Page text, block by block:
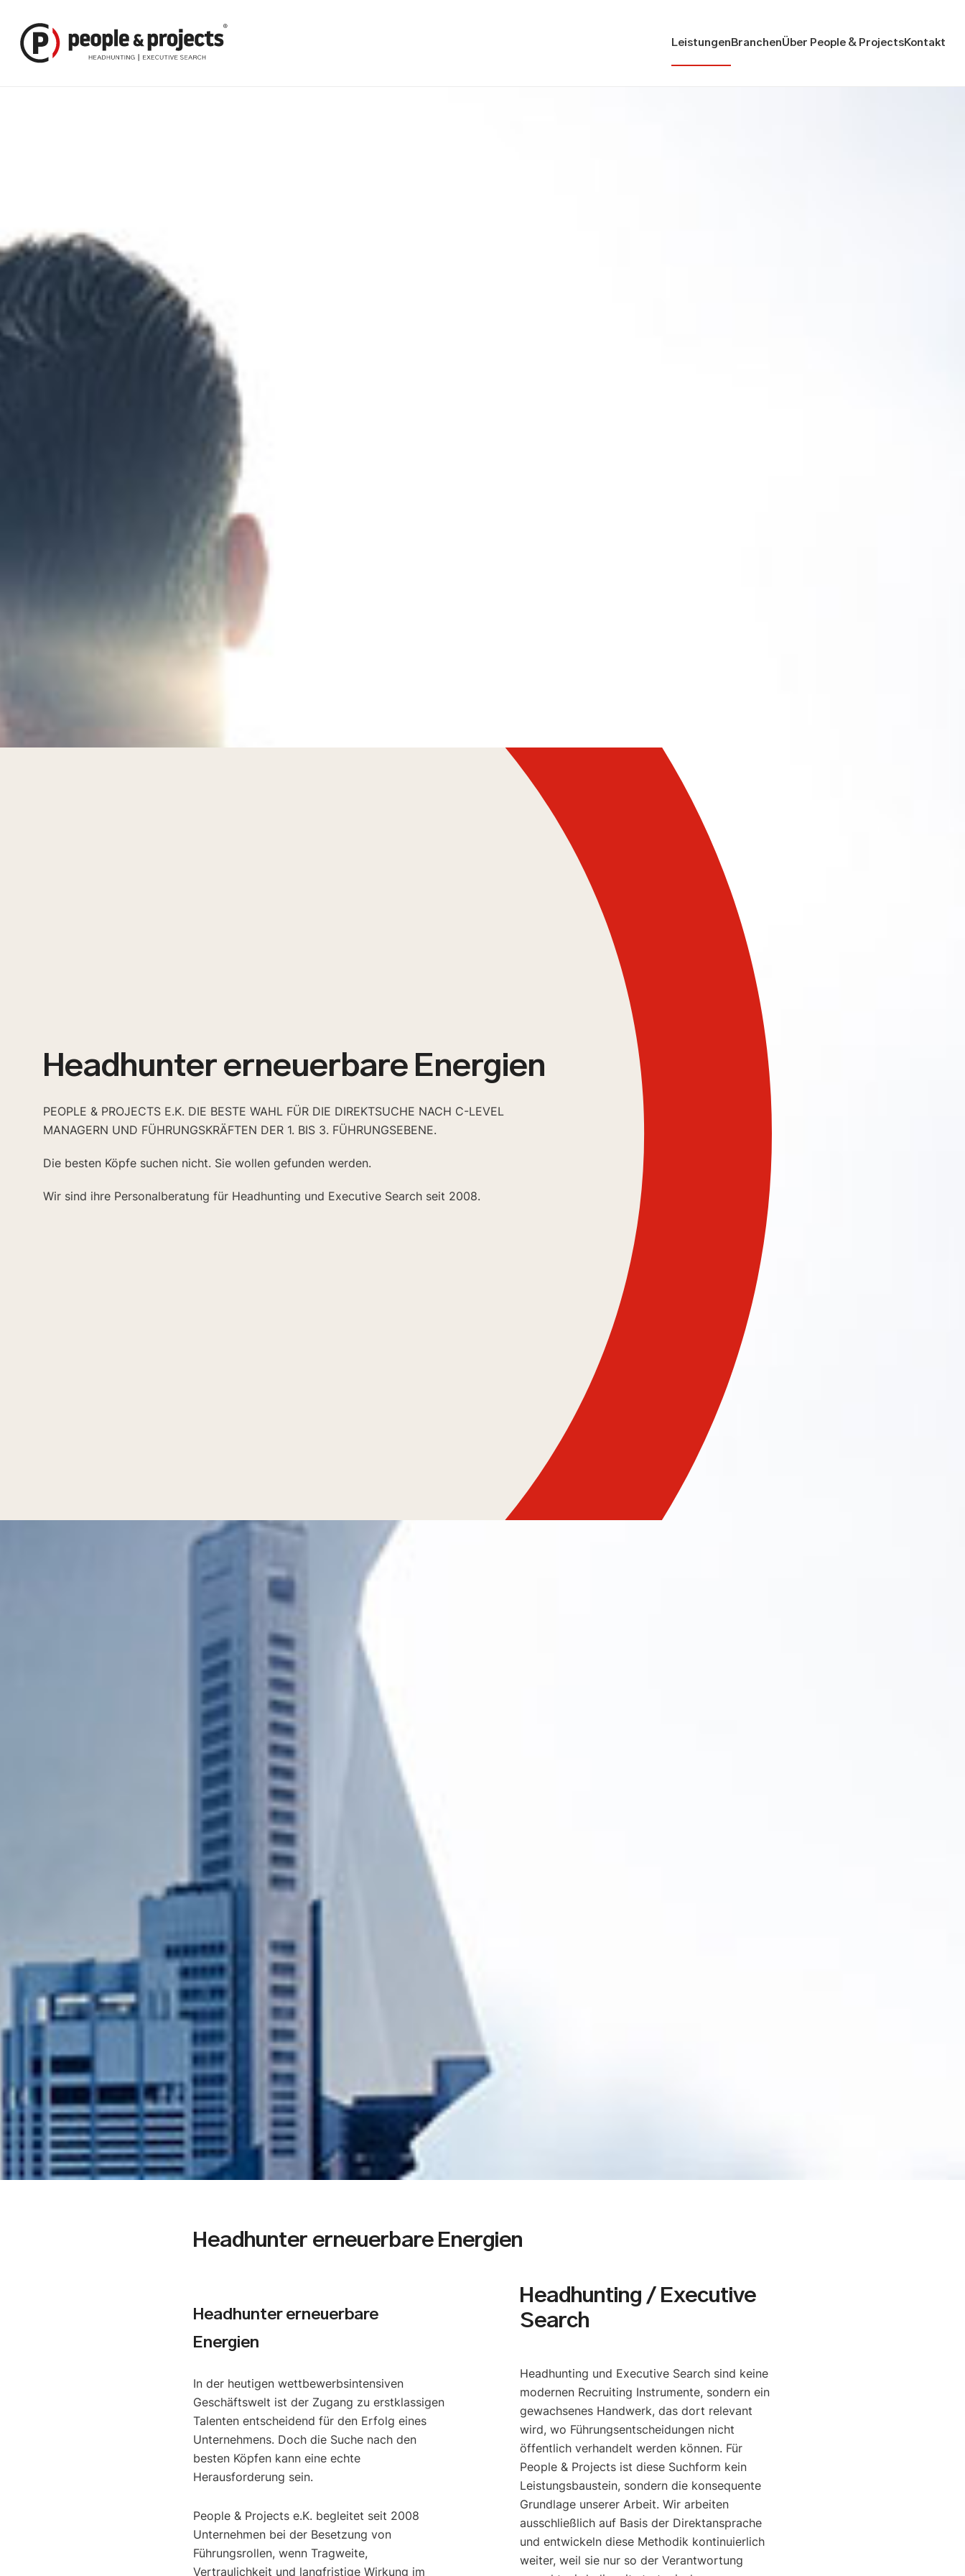
Leistungen BranchenÜber People & Projects Kontakt
Headhunter erneuerbare Energien
PEOPLE & PROJECTS E.K. DIE BESTE WAHL FÜR DIE DIREKTSUCHE NACH C-LEVEL
MANAGERN UND FÜHRUNGSKRÄFTEN DER 1. BIS 3. FÜHRUNGSEBENE.
Die besten Köpfe suchen nicht. Sie wollen gefunden werden.
Wir sind ihre Personalberatung für Headhunting und Executive Search seit 2008.
Headhunter erneuerbare Energien
Headhunter erneuerbare
Energien
In der heutigen wettbewerbsintensiven
Geschäftswelt ist der Zugang zu erstklassigen
Talenten entscheidend für den Erfolg eines
Unternehmens. Doch die Suche nach den
besten Köpfen kann eine echte
Herausforderung sein.
People & Projects e.K. begleitet seit 2008
Unternehmen bei der Besetzung von
Führungsrollen, wenn Tragweite,
Vertraulichkeit und langfristige Wirkung im
Headhunting / Executive
Search
Headhunting und Executive Search sind keine
modernen Recruiting Instrumente, sondern ein
gewachsenes Handwerk, das dort relevant
wird, wo Führungsentscheidungen nicht
öffentlich verhandelt werden können. Für
People & Projects ist diese Suchform kein
Leistungsbaustein, sondern die konsequente
Grundlage unserer Arbeit. Wir arbeiten
ausschließlich auf Basis der Direktansprache
und entwickeln diese Methodik kontinuierlich
weiter, weil sie nur so der Verantwortung